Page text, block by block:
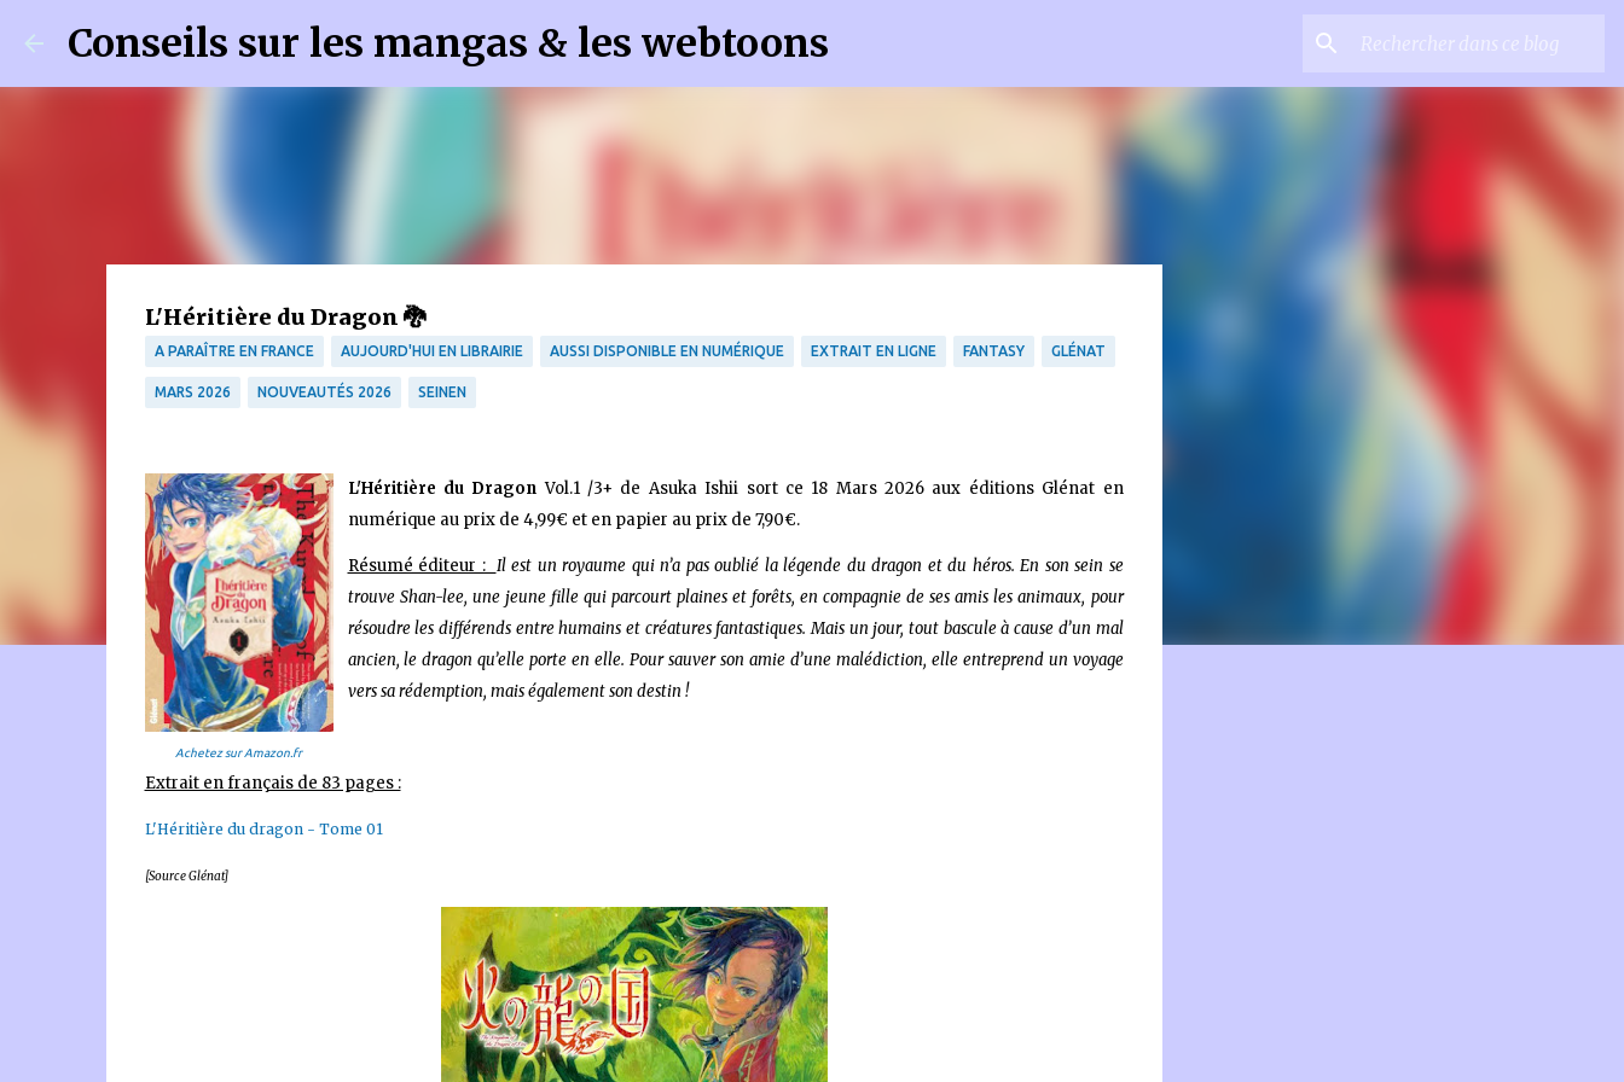
Accéder au contenu principal
Conseils sur les mangas & les webtoons
🐈‍⬛ En tant que Partenaire Amazon, je réalise un bénéfice sur les achats remplissant les conditions requises quand vous achetez sur Amazon.fr
L'Héritière du Dragon 🐉
A PARAÎTRE EN FRANCE AUJOURD'HUI EN LIBRAIRIE AUSSI DISPONIBLE EN NUMÉRIQUE EXTRAIT EN LIGNE FANTASY GLÉNAT
MARS 2026 NOUVEAUTÉS 2026 SEINEN
Achetez sur Amazon.fr
L'Héritière du Dragon Vol.1 /3+ de Asuka Ishii sort ce 18 Mars 2026 aux éditions Glénat en
numérique au prix de 4,99€ et en papier au prix de 7,90€.
Résumé éditeur : Il est un royaume qui n’a pas oublié la légende du dragon et du héros. En son sein se
trouve Shan-lee, une jeune fille qui parcourt plaines et forêts, en compagnie de ses amis les animaux, pour
résoudre les différends entre humains et créatures fantastiques. Mais un jour, tout bascule à cause d’un mal
ancien, le dragon qu’elle porte en elle. Pour sauver son amie d’une malédiction, elle entreprend un voyage
vers sa rédemption, mais également son destin !
Extrait en français de 83 pages :
L'Héritière du dragon - Tome 01
[Source Glénat]